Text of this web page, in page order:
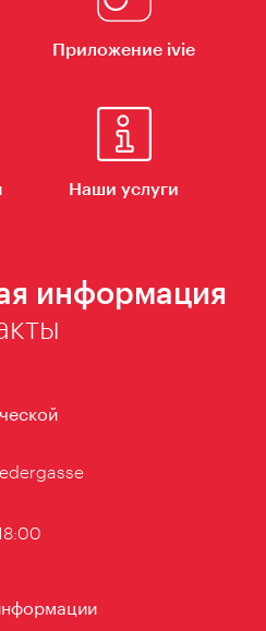
Приложение ivie
Наши услуги
информация